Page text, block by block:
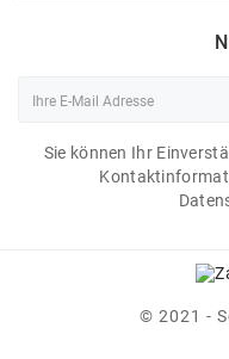
Sie können Ihr
© 2021 -